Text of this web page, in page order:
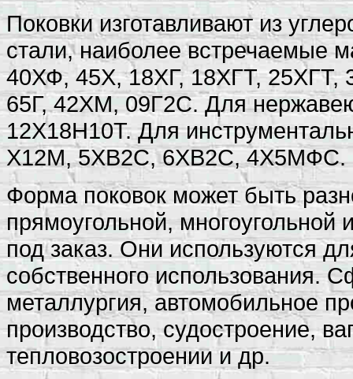
Поковки изготавливают из
стали, наиболее встречаемые
40ХФ, 45Х, 18ХГ, 18ХГТ, 25ХГТ,
65Г, 42ХМ, 09Г2С. Для
12Х18Н10Т. Для
Х12М, 5ХВ2С, 6ХВ2С, 4Х5МФС.
Форма поковок может быть
прямоугольной, многоугольной
под заказ. Они используются
собственного использования.
металлургия, автомобильное
производство, судостроение,
тепловозостроении и др.